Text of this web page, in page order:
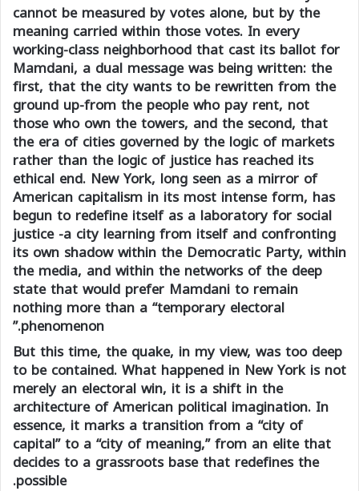
cannot be measured by votes alone, but by the
meaning carried within those votes. In every
working-class neighborhood that cast its ballot for
Mamdani, a dual message was being written: the
first, that the city wants to be rewritten from the
ground up-from the people who pay rent, not
those who own the towers, and the second, that
the era of cities governed by the logic of markets
rather than the logic of justice has reached its
ethical end. New York, long seen as a mirror of
American capitalism in its most intense form, has
begun to redefine itself as a laboratory for social
justice -a city learning from itself and confronting
its own shadow within the Democratic Party, within
the media, and within the networks of the deep
state that would prefer Mamdani to remain
nothing more than a “temporary electoral
phenomenon.”
But this time, the quake, in my view, was too deep
to be contained. What happened in New York is not
merely an electoral win, it is a shift in the
architecture of American political imagination. In
essence, it marks a transition from a “city of
capital” to a “city of meaning,” from an elite that
decides to a grassroots base that redefines the
possible.